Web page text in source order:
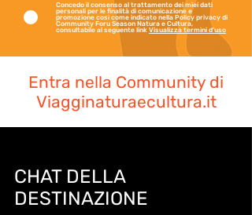
Concedo il consenso al trattamento dei miei dati
personali per le finalità di comunicazione e
promozione cosi come indicato nella Policy privacy di
Community Foru Season Natura e Cultura,
consultabile al seguente link Visualizza termini d'uso
Entra nella Community di
Viagginaturaecultura.it
CHAT DELLA
DESTINAZIONE